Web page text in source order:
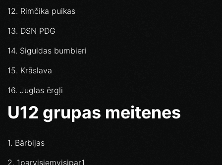
12. Rimčika puikas
13. DSN PDG
14. Siguldas bumbieri
15. Krāslava
16. Juglas ērgļi
U12 grupas meitenes
1. Bārbijas
2. 1parvisiemvisipar1